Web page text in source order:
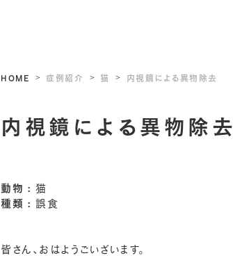
HOME 症例紹介 猫 内視鏡による異物除去
内視鏡による異物除去
動物
猫
種類
誤食
皆さん、おはようごいざいます。